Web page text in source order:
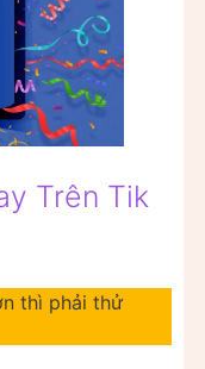
Trên Tik
thì phải thử